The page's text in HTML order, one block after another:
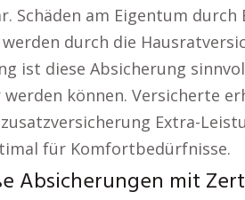
Schäden am Eigentum durch
durch die
ist diese Absicherung
können. Versicherte
Extra-
für Komfortbedürfnisse.
Absicherungen mit